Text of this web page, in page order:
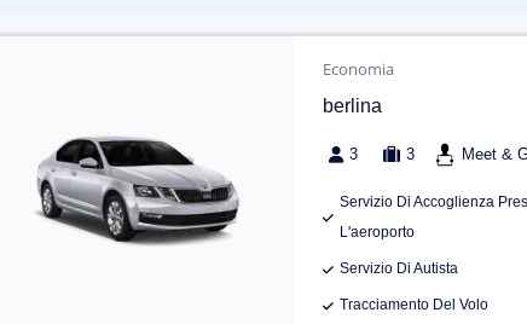
Economia
berlina
3 3 Meet &
Servizio Di Accoglienza
L'aeroporto
Servizio Di Autista
Tracciamento Del Volo